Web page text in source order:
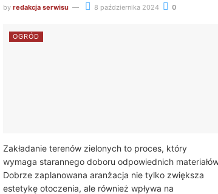
by redakcja serwisu 8 października 2024 0
OGRÓD
Zakładanie terenów zielonych to proces, który
wymaga starannego doboru odpowiednich
Dobrze zaplanowana aranżacja nie tylko zwiększa
estetykę otoczenia, ale również wpływa na